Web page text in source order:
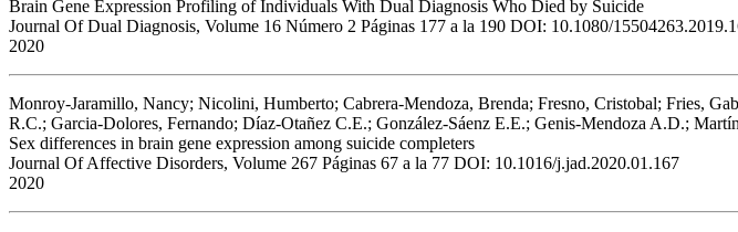
Brain Gene Expression Profiling of Individuals With Dual Diagnosis Who Died by Suicide
Journal Of Dual Diagnosis, Volume 16 Número 2 Páginas 177 a la 190 DOI: 10.1080/
2020
Monroy-Jaramillo, Nancy; Nicolini, Humberto; Cabrera-Mendoza, Brenda; Fresno, Cristobal; Fries,
R.C.; Garcia-Dolores, Fernando; Díaz-Otañez C.E.; González-Sáenz E.E.; Genis-Mendoza A.D.;
Sex differences in brain gene expression among suicide completers
Journal Of Affective Disorders, Volume 267 Páginas 67 a la 77 DOI: 10.1016/j.jad.2020.01.167
2020